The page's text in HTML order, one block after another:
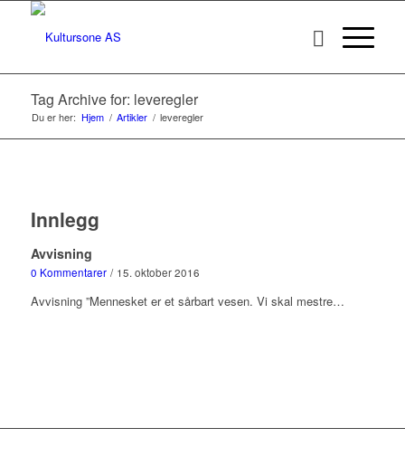
Tag Archive for: leveregler
Du er her: Hjem / Artikler / leveregler
Innlegg
Avvisning
0 Kommentarer / 15. oktober 2016
Avvisning ”Mennesket er et sårbart vesen. Vi skal mestre…